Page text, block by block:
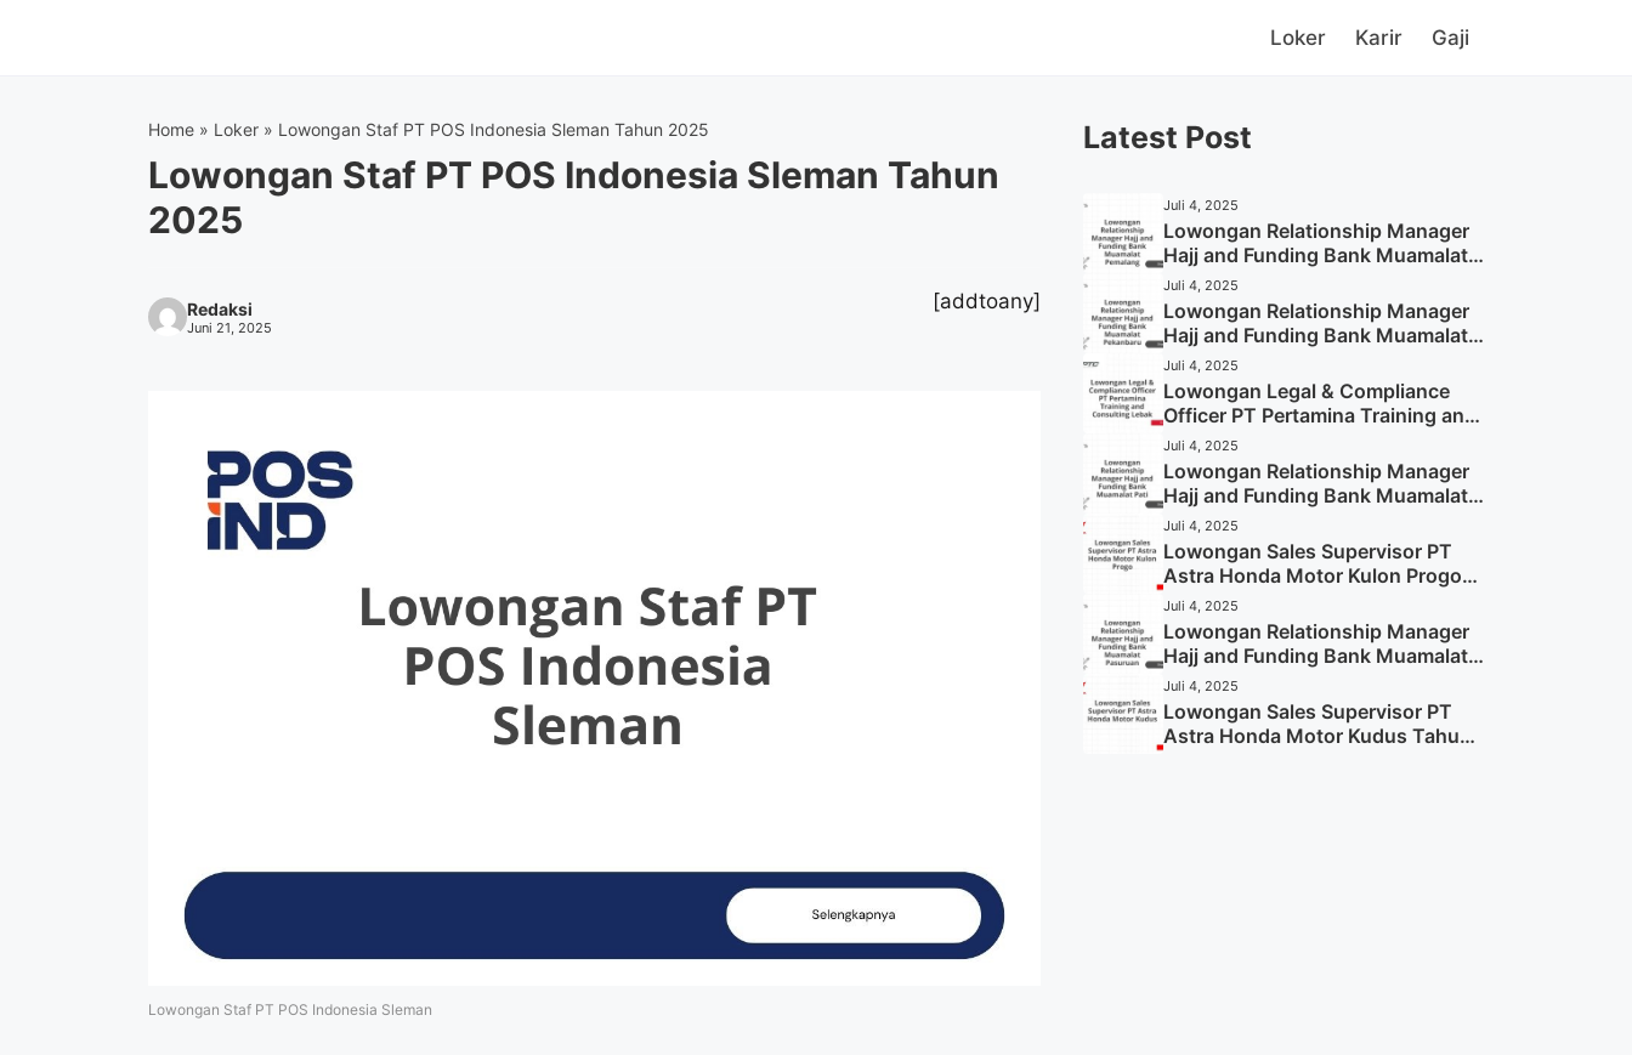
Loker Karir Gaji
Home » Loker » Lowongan Staf PT POS Indonesia Sleman Tahun 2025
Lowongan Staf PT POS Indonesia Sleman Tahun
2025
Redaksi
Juni 21, 2025
[addtoany]
Lowongan Staf PT POS Indonesia Sleman
Latest Post
Juli 4, 2025
Lowongan Relationship Manager
Hajj and Funding Bank Muamalat
Pemalang Tahun 2025
Juli 4, 2025
Lowongan Relationship Manager
Hajj and Funding Bank Muamalat
Pekanbaru Tahun 2025 (Apply
Now)
Juli 4, 2025
Lowongan Legal & Compliance
Officer PT Pertamina Training and
Consulting Lebak Tahun 2025
(Apply Now)
Juli 4, 2025
Lowongan Relationship Manager
Hajj and Funding Bank Muamalat
Pati Tahun 2025 (Lamar
Sekarang)
Juli 4, 2025
Lowongan Sales Supervisor PT
Astra Honda Motor Kulon Progo
Tahun 2025 (Resmi)
Juli 4, 2025
Lowongan Relationship Manager
Hajj and Funding Bank Muamalat
Pasuruan Tahun 2025 (Apply
Now)
Juli 4, 2025
Lowongan Sales Supervisor PT
Astra Honda Motor Kudus Tahun